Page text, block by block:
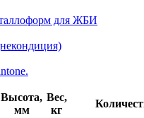
для ЖБИ
Высота,
мм
Вес,
кг